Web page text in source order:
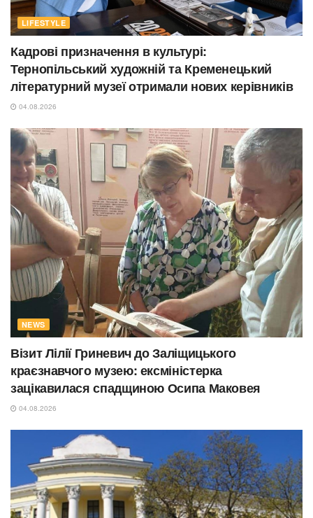
LIFESTYLE
Кадрові призначення в культурі:
Тернопільський художній та Кременецький
літературний музеї отримали нових керівників
04.08.2026
NEWS
Візит Лілії Гриневич до Заліщицького
краєзнавчого музею: ексміністерка
зацікавилася спадщиною Осипа Маковея
04.08.2026